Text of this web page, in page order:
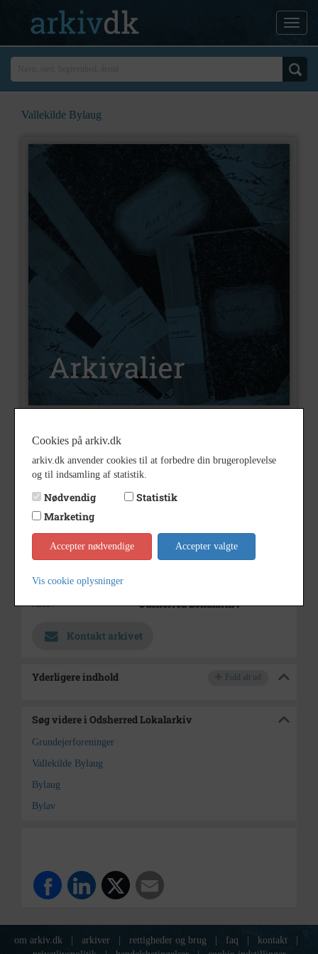
Vallekilde Bylaug
Nummer
Type Arkivalier
Arkivskaber Vallekilde Bylaug
Beskrivelse
1946 - 1990
Dateringsnote
Arkiv Odsherred Lokalarkiv
Kontakt arkivet
Yderligere indhold Fold alt ud
Søg videre i Odsherred Lokalarkiv
Grundejerforeninger
Vallekilde Bylaug
Bylaug
Bylav
om arkiv.dk arkiver rettigheder og brug faq kontakt
Cookies på arkiv.dk
arkiv.dk anvender cookies til at forbedre din brugeroplevelse
og til indsamling af statistik.
Nødvendig
Statistik
Marketing
Accepter nødvendige Accepter valgte
Vis cookie oplysninger